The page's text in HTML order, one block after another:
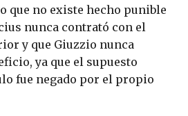
que no existe hecho punible
nunca contrató con el
y que Giuzzio nunca
ya que el supuesto
fue negado por el propio